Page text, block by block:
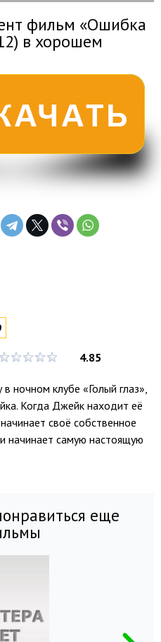
4.85
ночном клубе «Голый глаз»,
Когда Джейк находит её
своё собственное
начинает самую настоящую
фильм «Ошибка
в хорошем
еще